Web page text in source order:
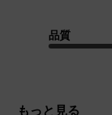
品質
もっと見る